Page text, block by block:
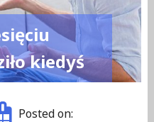
kiedyś
Posted on: